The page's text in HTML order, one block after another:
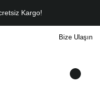
Kargo!
Bize Ulaşın